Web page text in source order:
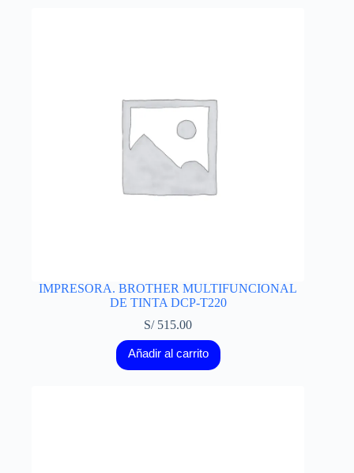
IMPRESORA. BROTHER MULTIFUNCIONAL
DE TINTA DCP-T220
S/515.00
Añadir al carrito